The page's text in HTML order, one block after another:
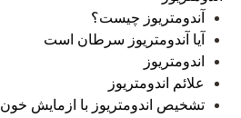
آندومتریوز چیست؟
آیا آندومتریوز سرطان است
اندومتریوز
علائم اندومتریوز
تشخیص اندومتریوز با ازمایش خون